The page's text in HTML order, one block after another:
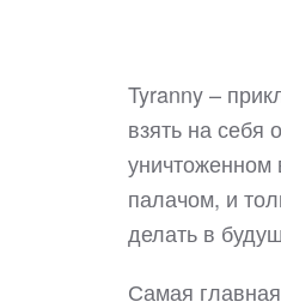
Tyranny –
взять на себя
уничтоженном
палачом, и
делать в
Самая